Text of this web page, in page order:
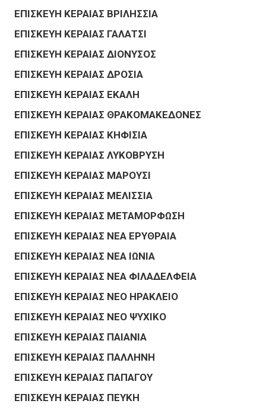
ΕΠΙΣΚΕΥΗ ΚΕΡΑΙΑΣ ΒΡΙΛΗΣΣΙΑ
ΕΠΙΣΚΕΥΗ ΚΕΡΑΙΑΣ ΓΑΛΑΤΣΙ
ΕΠΙΣΚΕΥΗ ΚΕΡΑΙΑΣ ΔΙΟΝΥΣΟΣ
ΕΠΙΣΚΕΥΗ ΚΕΡΑΙΑΣ ΔΡΟΣΙΑ
ΕΠΙΣΚΕΥΗ ΚΕΡΑΙΑΣ ΕΚΑΛΗ
ΕΠΙΣΚΕΥΗ ΚΕΡΑΙΑΣ ΘΡΑΚΟΜΑΚΕΔΟΝΕΣ
ΕΠΙΣΚΕΥΗ ΚΕΡΑΙΑΣ ΚΗΦΙΣΙΑ
ΕΠΙΣΚΕΥΗ ΚΕΡΑΙΑΣ ΛΥΚΟΒΡΥΣΗ
ΕΠΙΣΚΕΥΗ ΚΕΡΑΙΑΣ ΜΑΡΟΥΣΙ
ΕΠΙΣΚΕΥΗ ΚΕΡΑΙΑΣ ΜΕΛΙΣΣΙΑ
ΕΠΙΣΚΕΥΗ ΚΕΡΑΙΑΣ ΜΕΤΑΜΟΡΦΩΣΗ
ΕΠΙΣΚΕΥΗ ΚΕΡΑΙΑΣ ΝΕΑ ΕΡΥΘΡΑΙΑ
ΕΠΙΣΚΕΥΗ ΚΕΡΑΙΑΣ ΝΕΑ ΙΩΝΙΑ
ΕΠΙΣΚΕΥΗ ΚΕΡΑΙΑΣ ΝΕΑ ΦΙΛΑΔΕΛΦΕΙΑ
ΕΠΙΣΚΕΥΗ ΚΕΡΑΙΑΣ ΝΕΟ ΗΡΑΚΛΕΙΟ
ΕΠΙΣΚΕΥΗ ΚΕΡΑΙΑΣ ΝΕΟ ΨΥΧΙΚΟ
ΕΠΙΣΚΕΥΗ ΚΕΡΑΙΑΣ ΠΑΙΑΝΙΑ
ΕΠΙΣΚΕΥΗ ΚΕΡΑΙΑΣ ΠΑΛΛΗΝΗ
ΕΠΙΣΚΕΥΗ ΚΕΡΑΙΑΣ ΠΑΠΑΓΟΥ
ΕΠΙΣΚΕΥΗ ΚΕΡΑΙΑΣ ΠΕΥΚΗ